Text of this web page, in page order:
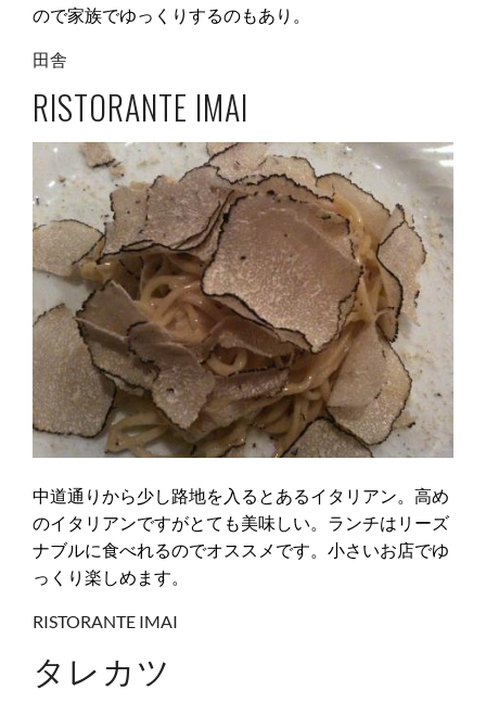
ので家族でゆっくりするのもあり。
田舎
RISTORANTE IMAI
中道通りから少し路地を入るとあるイタリアン。高め
のイタリアンですがとても美味しい。ランチはリーズ
ナブルに食べれるのでオススメです。小さいお店でゆ
っくり楽しめます。
RISTORANTE IMAI
タレカツ